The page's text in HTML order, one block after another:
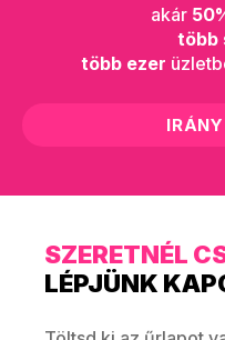
akár
több
több ezer
SZERETNÉL
LÉPJÜNK